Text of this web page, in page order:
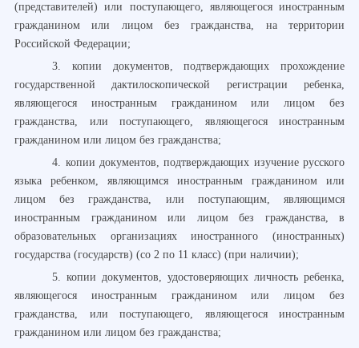
(представителей) или поступающего, являющегося иностранным
гражданином или лицом без гражданства, на территории
Российской Федерации;
3. копии документов, подтверждающих прохождение
государственной дактилоскопической регистрации ребенка,
являющегося иностранным гражданином или лицом без
гражданства, или поступающего, являющегося иностранным
гражданином или лицом без гражданства;
4. копии документов, подтверждающих изучение русского
языка ребенком, являющимся иностранным гражданином или
лицом без гражданства, или поступающим, являющимся
иностранным гражданином или лицом без гражданства, в
образовательных организациях иностранного (иностранных)
государства (государств) (со 2 по 11 класс) (при наличии);
5. копии документов, удостоверяющих личность ребенка,
являющегося иностранным гражданином или лицом без
гражданства, или поступающего, являющегося иностранным
гражданином или лицом без гражданства;